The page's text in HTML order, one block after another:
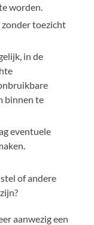
worden.
toezicht
in de
binnen te
eventuele
of andere
aanwezig een